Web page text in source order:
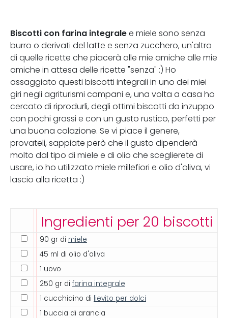
Biscotti con farina integrale e miele sono senza
burro o derivati del latte e senza zucchero, un'altra
di quelle ricette che piacerà alle mie amiche alle mie
amiche in attesa delle ricette "senza" :) Ho
assaggiato questi biscotti integrali in uno dei miei
giri negli agriturismi campani e, una volta a casa ho
cercato di riprodurli, degli ottimi biscotti da inzuppo
con pochi grassi e con un gusto rustico, perfetti per
una buona colazione. Se vi piace il genere,
provateli, sappiate però che il gusto dipenderà
molto dal tipo di miele e di olio che sceglierete di
usare, io ho utilizzato miele millefiori e olio d'oliva, vi
lascio alla ricetta :)
Ingredienti per 20 biscotti
90 gr di miele
45 ml di olio d'oliva
1 uovo
250 gr di farina integrale
1 cucchiaino di lievito per dolci
1 buccia di arancia